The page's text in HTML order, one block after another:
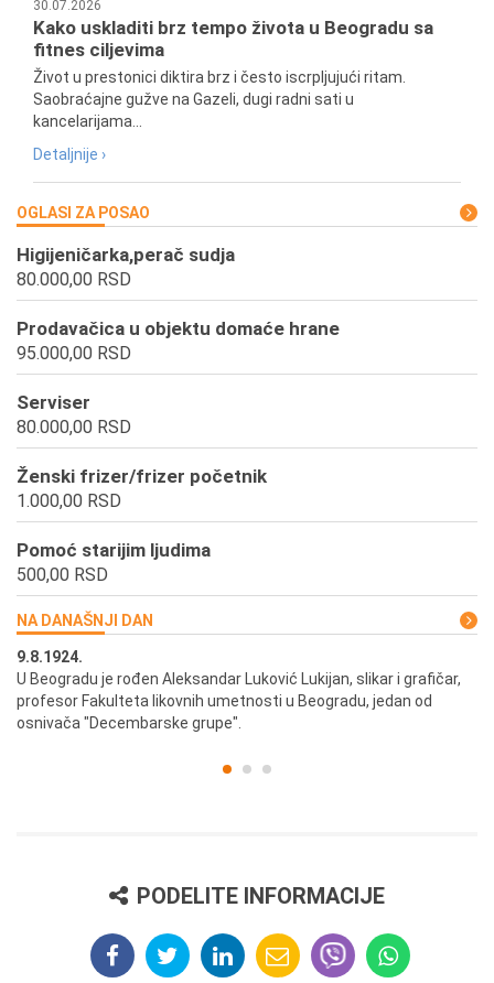
30.07.2026
Kako uskladiti brz tempo života u Beogradu sa
fitnes ciljevima
Život u prestonici diktira brz i često iscrpljujući ritam.
Saobraćajne gužve na Gazeli, dugi radni sati u
kancelarijama...
Detaljnije ›
OGLASI ZA POSAO
Higijeničarka,perač sudja
80.000,00 RSD
Prodavačica u objektu domaće hrane
95.000,00 RSD
Serviser
80.000,00 RSD
Ženski frizer/frizer početnik
1.000,00 RSD
Pomoć starijim ljudima
500,00 RSD
NA DANAŠNJI DAN
9.8.1924.
U Beogradu je rođen Aleksandar Luković Lukijan, slikar i grafičar,
profesor Fakulteta likovnih umetnosti u Beogradu, jedan od
osnivača "Decembarske grupe".
PODELITE INFORMACIJE